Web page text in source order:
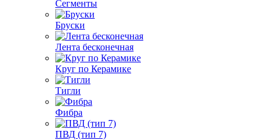
Сегменты
Бруски
Лента бесконечная
Круг по Керамике
Тигли
Фибра
ПВД (тип 7)